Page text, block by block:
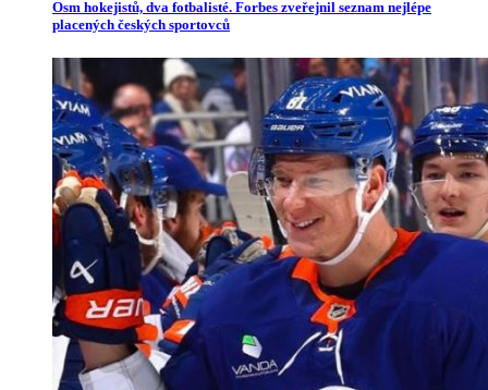
Osm hokejistů, dva fotbalisté. Forbes zveřejnil seznam nejlépe
placených českých sportovců